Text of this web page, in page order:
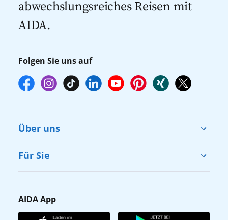
abwechslungsreiches Reisen mit
AIDA.
Folgen Sie uns auf
Über uns
Cruise & Help
Karriere
Für Sie
Gästefragebogen
AIDA Club
AIDA App